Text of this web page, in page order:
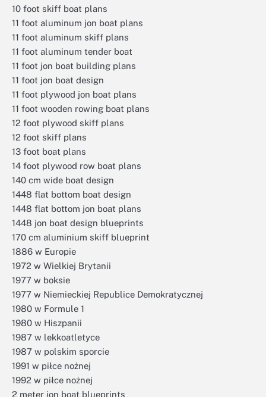
10 foot skiff boat plans
11 foot aluminum jon boat plans
11 foot aluminum skiff plans
11 foot aluminum tender boat
11 foot jon boat building plans
11 foot jon boat design
11 foot plywood jon boat plans
11 foot wooden rowing boat plans
12 foot plywood skiff plans
12 foot skiff plans
13 foot boat plans
14 foot plywood row boat plans
140 cm wide boat design
1448 flat bottom boat design
1448 flat bottom jon boat plans
1448 jon boat design blueprints
170 cm aluminium skiff blueprint
1886 w Europie
1972 w Wielkiej Brytanii
1977 w boksie
1977 w Niemieckiej Republice Demokratycznej
1980 w Formule 1
1980 w Hiszpanii
1987 w lekkoatletyce
1987 w polskim sporcie
1991 w piłce nożnej
1992 w piłce nożnej
2 meter jon boat blueprints